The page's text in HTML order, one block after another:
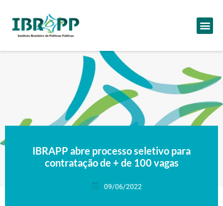
IBRAPP abre processo seletivo para
contratação de + de 100 vagas
09/06/2022